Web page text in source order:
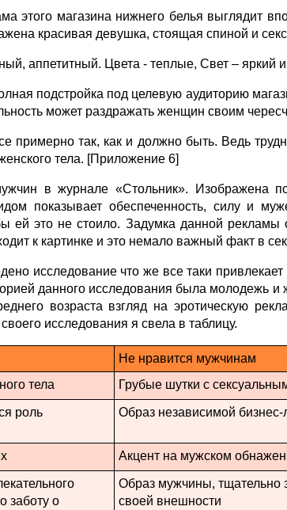
этого магазина нижнего белья выглядит
красивая девушка, стоящая спиной и
аппетитный. Цвета - теплые, Свет – яркий
подстройка под целевую аудиторию
может раздражать женщин своим
примерно так, как и должно быть. Ведь
тела. [Приложение 6]
в журнале «Стольник». Изображена
показывает обеспеченность, силу и
ей это не стоило. Задумка данной
к картинке и это немало важный факт в
исследование что же все таки
данного исследования была молодежь и
возраста взгляд на эротическую
исследования я свела в таблицу.
Не нравится мужчинам
тела
Грубые шутки с
роль
Образ независимой бизнес-
Акцент на мужском
заботу о
Образ мужчины, тщательно
своей внешности